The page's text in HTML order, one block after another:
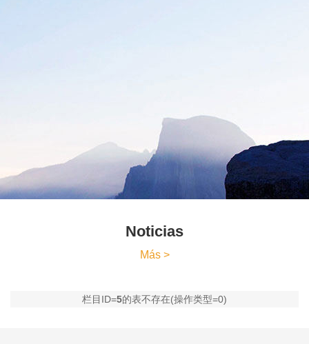
Noticias
Más >
栏目ID=5的表不存在(操作类型=0)